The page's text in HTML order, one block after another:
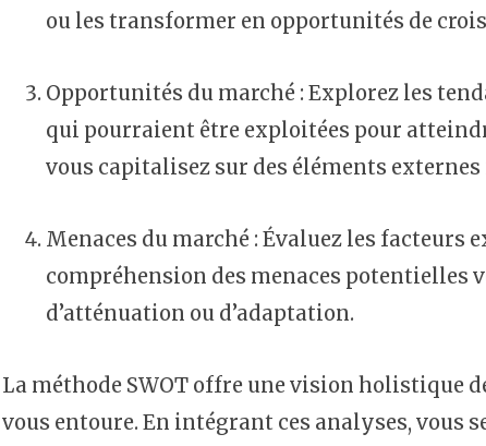
ou les transformer en opportunités de
Opportunités du marché : Explorez les
qui pourraient être exploitées pour
vous capitalisez sur des éléments externes
Menaces du marché : Évaluez les facteurs
compréhension des menaces potentielles
d’atténuation ou d’adaptation.
La méthode SWOT offre une vision holistique
vous entoure. En intégrant ces analyses, vous